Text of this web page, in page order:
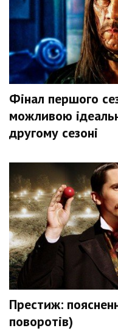
Фінал першого
можливою
другому сезоні
Престиж:
поворотів)